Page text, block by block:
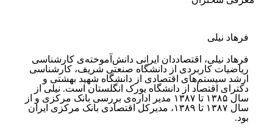
فرهاد نیلی
فرهاد نیلی، اقتصاددان ایرانی دانش‌آموخته‌ی کارشناسی
ریاضیات کاربردی از دانشگاه صنعتی شریف، کارشناسی
ارشد ‏سیستم‌های اقتصادی از دانشگاه شهید ‏بهشتی و
دکترای اقتصاد از دانشگاه یورک انگلستان است. نیلی از
سال ۱۳۸۵ تا ‌‏۱۳۸۷ مدیر اداره‌ی بررسی بانک مرکزی و از
سال ۱۳۸۷ تا ۱۳۸۹، مدیرکل اقتصادی بانک مرکزی ایران
‏بود.